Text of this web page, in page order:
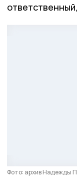
Фото: архив Надежды